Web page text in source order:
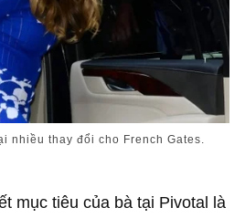
nhiều thay đổi cho French Gates.
mục tiêu của bà tại Pivotal là